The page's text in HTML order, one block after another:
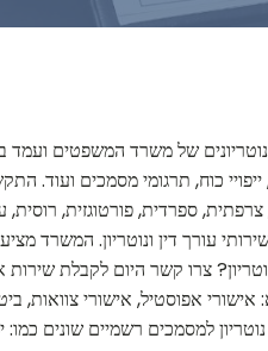
של משרד המשפטים ועמד
כוח, תרגומי מסמכים
ספרדית, פורטוגזית,
עורך דין ונוטריון. המשרד
צרו קשר היום לקבלת שירות
אפוסטיל, אישורי צוואות,
למסמכים רשמיים שונים כמו: